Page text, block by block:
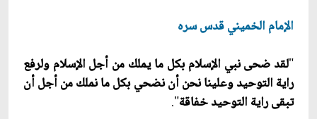
الإمام الخميني‏ قدس سره
"لقد ضحى نبي الإسلام بكل ما يملك من أجل الإسلام ولرفع
راية التوحيد وعلينا نحن أن نضحي بكل ما نملك من أجل أن
تبقى راية التوحيد خفاقة".